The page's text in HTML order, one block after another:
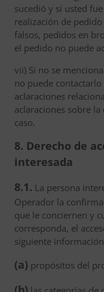
sucedió y si usted
realización de
falsos, pedidos en
el pedido no puede
vii) Si no se
no puede
aclaraciones
aclaraciones sobre la
caso.
8. Derecho de
interesada
8.1. La persona
Operador la
que le conciernen y
corresponda, el
siguiente
(a) propósitos del